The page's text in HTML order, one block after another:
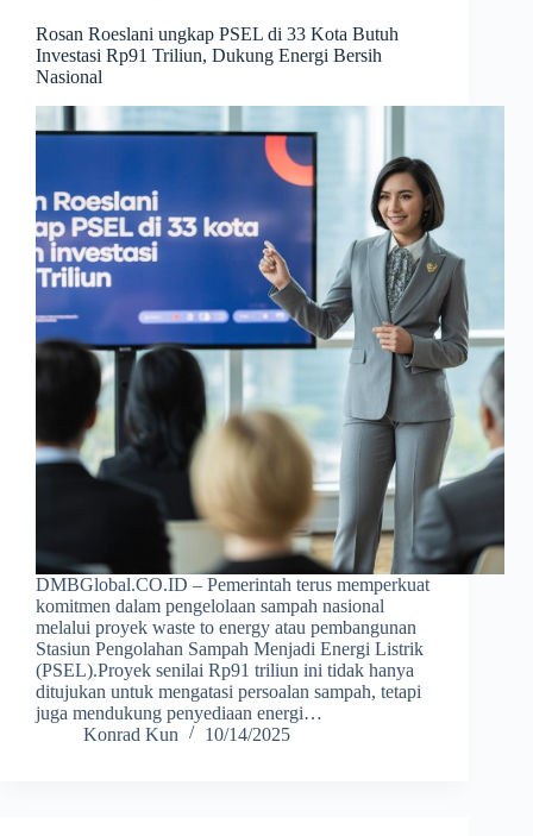
Rosan Roeslani ungkap PSEL di 33 Kota Butuh
Investasi Rp91 Triliun, Dukung Energi Bersih
Nasional
DMBGlobal.CO.ID – Pemerintah terus memperkuat
komitmen dalam pengelolaan sampah nasional
melalui proyek waste to energy atau pembangunan
Stasiun Pengolahan Sampah Menjadi Energi Listrik
(PSEL).Proyek senilai Rp91 triliun ini tidak hanya
ditujukan untuk mengatasi persoalan sampah, tetapi
juga mendukung penyediaan energi…
Konrad Kun
10/14/2025